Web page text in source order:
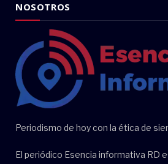
NOSOTROS
Periodismo de hoy con la ética de
El periódico Esencia informativa RD